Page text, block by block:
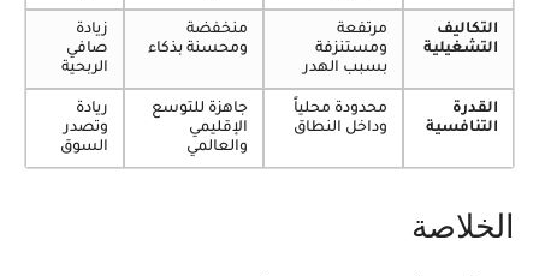
التكاليف
التشغيلية
مرتفعة
ومستنزفة
بسبب الهدر
منخفضة
ومحسنة بذكاء
زيادة
صافي
الربحية
القدرة
التنافسية
محدودة محلياً
وداخل النطاق
جاهزة للتوسع
الإقليمي
والعالمي
ريادة
وتصدر
السوق
الخلاصة